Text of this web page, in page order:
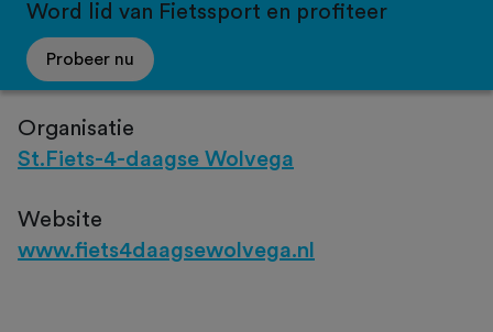
Word lid van Fietssport en profiteer
Probeer nu
Organisatie
St.Fiets-4-daagse Wolvega
Website
www.fiets4daagsewolvega.nl